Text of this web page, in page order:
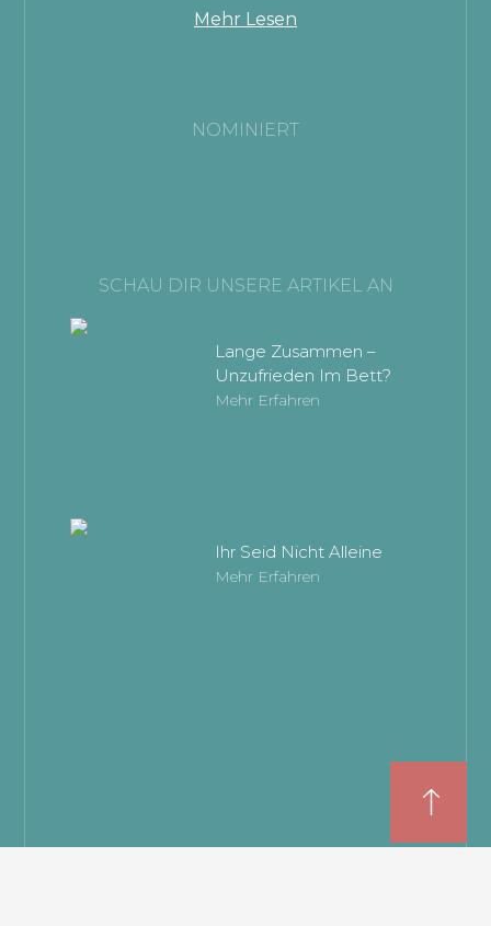
Mehr Lesen
NOMINIERT
SCHAU DIR UNSERE ARTIKEL AN
Lange Zusammen –
Unzufrieden Im Bett?
Mehr Erfahren
Ihr Seid Nicht Alleine
Mehr Erfahren